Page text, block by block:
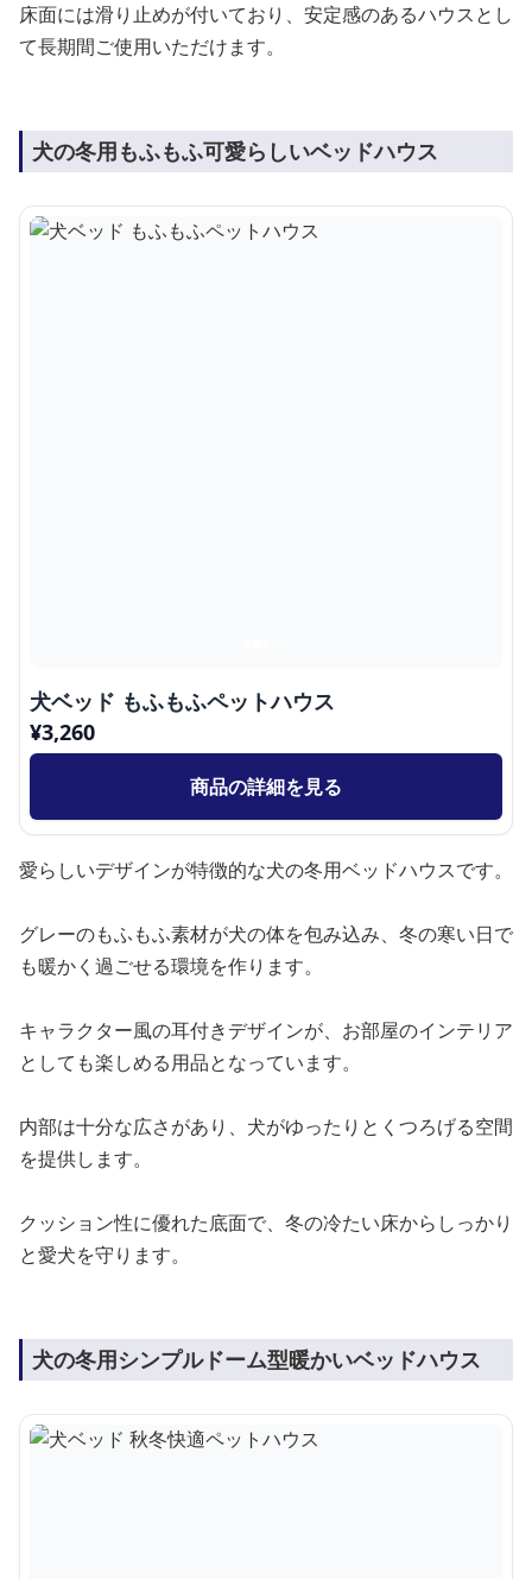
床面には滑り止めが付いており、安定感のあるハウスとし
て長期間ご使用いただけます。
犬の冬用もふもふ可愛らしいベッドハウス
犬ベッド もふもふペットハウス
¥3,260
商品の詳細を見る
愛らしいデザインが特徴的な犬の冬用ベッドハウスです。
グレーのもふもふ素材が犬の体を包み込み、冬の寒い日で
も暖かく過ごせる環境を作ります。
キャラクター風の耳付きデザインが、お部屋のインテリア
としても楽しめる用品となっています。
内部は十分な広さがあり、犬がゆったりとくつろげる空間
を提供します。
クッション性に優れた底面で、冬の冷たい床からしっかり
と愛犬を守ります。
犬の冬用シンプルドーム型暖かいベッドハウス